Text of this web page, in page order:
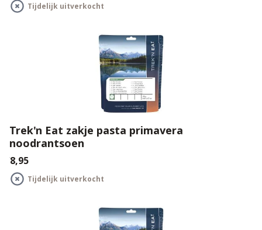
Tijdelijk uitverkocht
Trek'n Eat zakje pasta primavera
noodrantsoen
€8,95
Tijdelijk uitverkocht